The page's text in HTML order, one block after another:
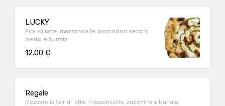
LUCKY
Fior di latte, mazzancolle, pomodori secchi,
pesto e burrata
12.00 €
Regale
Mozzarella fior di latte, mazzancolle, zucchine e burrata